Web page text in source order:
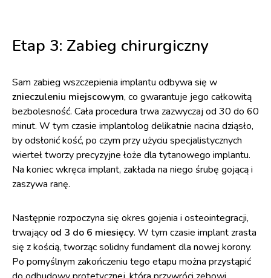
Etap 3: Zabieg chirurgiczny
Sam zabieg wszczepienia implantu odbywa się w
znieczuleniu miejscowym, co gwarantuje jego całkowitą
bezbolesność. Cała procedura trwa zazwyczaj od 30 do 60
minut. W tym czasie implantolog delikatnie nacina dziąsło,
by odsłonić kość, po czym przy użyciu specjalistycznych
wierteł tworzy precyzyjne łoże dla tytanowego implantu.
Na koniec wkręca implant, zakłada na niego śrubę gojącą i
zaszywa ranę.
Następnie rozpoczyna się okres gojenia i osteointegracji,
trwający od 3 do 6 miesięcy. W tym czasie implant zrasta
się z kością, tworząc solidny fundament dla nowej korony.
Po pomyślnym zakończeniu tego etapu można przystąpić